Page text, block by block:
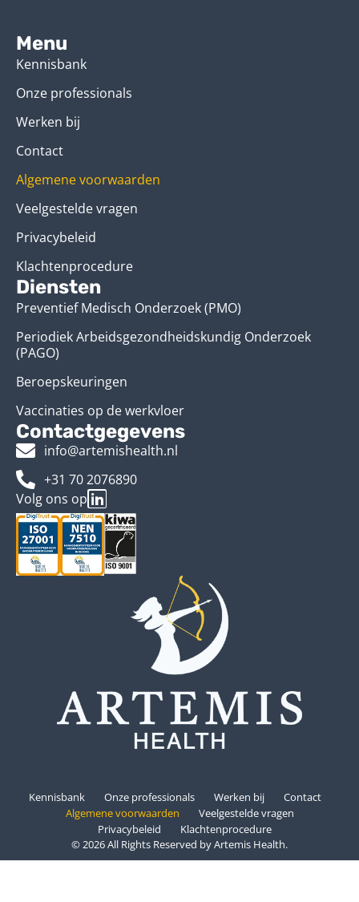
Menu
Kennisbank
Onze professionals
Werken bij
Contact
Algemene voorwaarden
Veelgestelde vragen
Privacybeleid
Klachtenprocedure
Diensten
Preventief Medisch Onderzoek (PMO)
Periodiek Arbeidsgezondheidskundig Onderzoek
(PAGO)
Beroepskeuringen
Vaccinaties op de werkvloer
Contactgegevens
info@artemishealth.nl
+31 70 2076890
Volg ons op
© 2026 All Rights Reserved by Artemis Health.
Kennisbank Onze professionals Werken bij
Contact
Algemene voorwaarden
Veelgestelde vragen
Privacybeleid
Klachtenprocedure